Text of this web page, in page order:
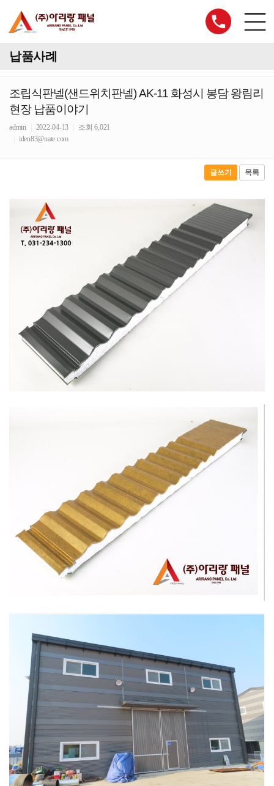
납품사례
조립식판넬(샌드위치판넬) AK-11 화성시 봉담 왕림리
현장 납품이야기
admin 2022-04-13
조회 6,021
iden83@nate.com
글쓰기 목록